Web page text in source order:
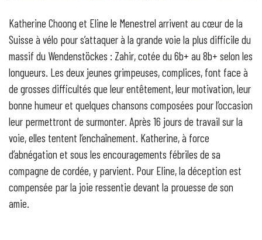
Katherine Choong et Eline le Menestrel arrivent au cœur de la
Suisse à vélo pour s’attaquer à la grande voie la plus difficile du
massif du Wendenstöckes : Zahir, cotée du 6b+ au 8b+ selon les
longueurs. Les deux jeunes grimpeuses, complices, font face à
de grosses difficultés que leur entêtement, leur motivation, leur
bonne humeur et quelques chansons composées pour l’occasion
leur permettront de surmonter. Après 16 jours de travail sur la
voie, elles tentent l’enchaînement. Katherine, à force
d’abnégation et sous les encouragements fébriles de sa
compagne de cordée, y parvient. Pour Eline, la déception est
compensée par la joie ressentie devant la prouesse de son
amie.